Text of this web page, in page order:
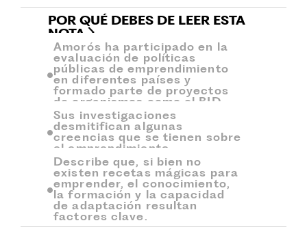
POR QUÉ DEBES DE LEER ESTA
NOTA
Amorós ha participado en la
evaluación de políticas
públicas de emprendimiento
en diferentes países y
formado parte de proyectos
de organismos como el BID.
Sus investigaciones
desmitifican algunas
creencias que se tienen sobre
el emprendimiento.
Describe que, si bien no
existen recetas mágicas para
emprender, el conocimiento,
la formación y la capacidad
de adaptación resultan
factores clave.